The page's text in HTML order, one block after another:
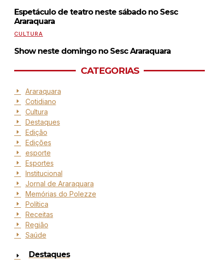
Espetáculo de teatro neste sábado no Sesc
Araraquara
CULTURA
Show neste domingo no Sesc Araraquara
CATEGORIAS
Araraquara
Cotidiano
Cultura
Destaques
Edição
Edições
esporte
Esportes
Institucional
Jornal de Araraquara
Memórias do Polezze
Política
Receitas
Região
Saúde
Destaques